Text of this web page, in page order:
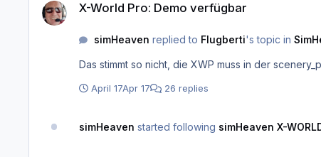
X-World Pro: Demo verfügbar
simHeaven replied to Flugberti's topic in
Das stimmt so nicht, die XWP muss in der
April 17Apr 17 26 replies
simHeaven started following simHeaven X-